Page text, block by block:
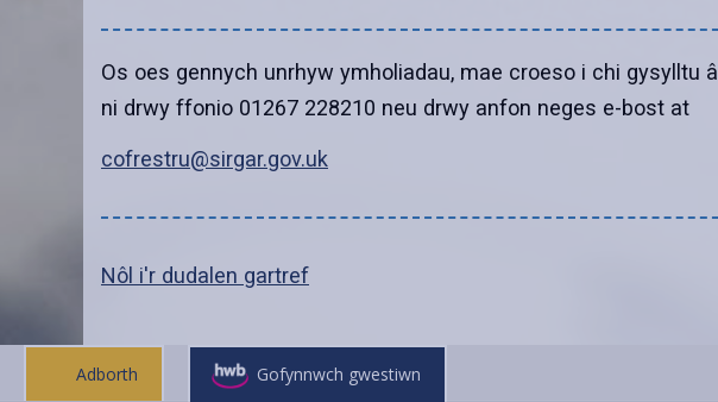
Os oes gennych unrhyw ymholiadau, mae croeso i chi gysylltu â
ni drwy ffonio 01267 228210 neu drwy anfon neges e-bost at
cofrestru@sirgar.gov.uk
Nôl i'r dudalen gartref
Adborth Gofynnwch gwestiwn